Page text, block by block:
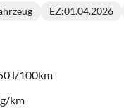
EZ:01.04.2026
l/100km
km